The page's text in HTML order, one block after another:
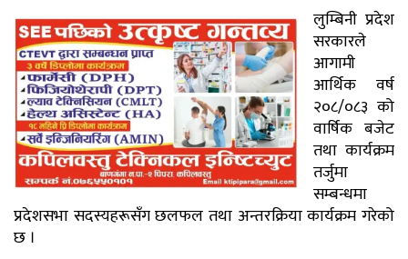
लुम्बिनी प्रदेश
सरकारले
आगामी
आर्थिक वर्ष
२०८/०८३ को
वार्षिक बजेट
तथा कार्यक्रम
तर्जुमा
सम्बन्धमा
प्रदेशसभा सदस्यहरूसँग छलफल तथा अन्तरक्रिया कार्यक्रम गरेको
छ ।